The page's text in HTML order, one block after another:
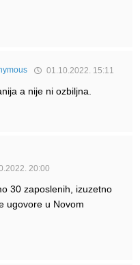
01.10.2022. 15:11
a nije ni ozbiljna.
20:00
30 zaposlenih, izuzetno
ugovore u Novom